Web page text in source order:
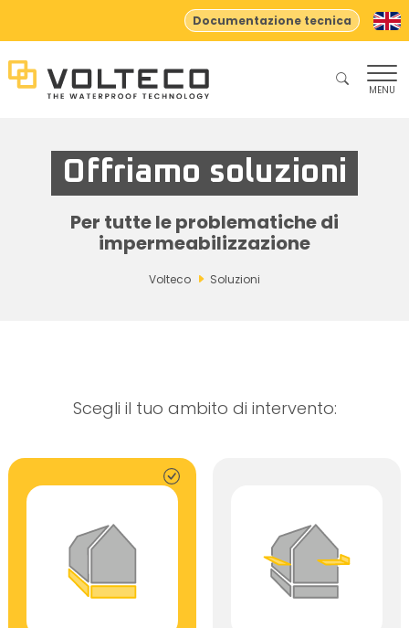
Documentazione tecnica
MENU
Offriamo soluzioni
Per tutte le problematiche di
impermeabilizzazione
Volteco Soluzioni
Scegli il tuo ambito di intervento: